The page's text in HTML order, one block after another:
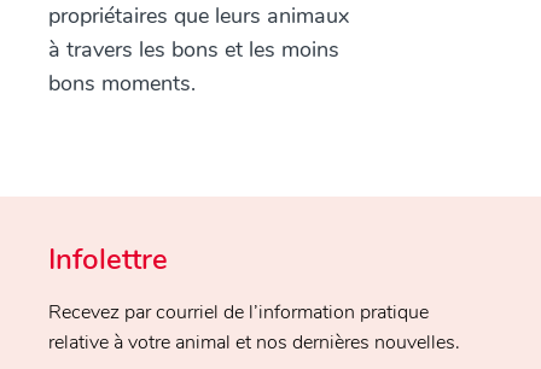
propriétaires que leurs animaux
à travers les bons et les moins
bons moments.
Infolettre
Recevez par courriel de l’information pratique
relative à votre animal et nos dernières nouvelles.